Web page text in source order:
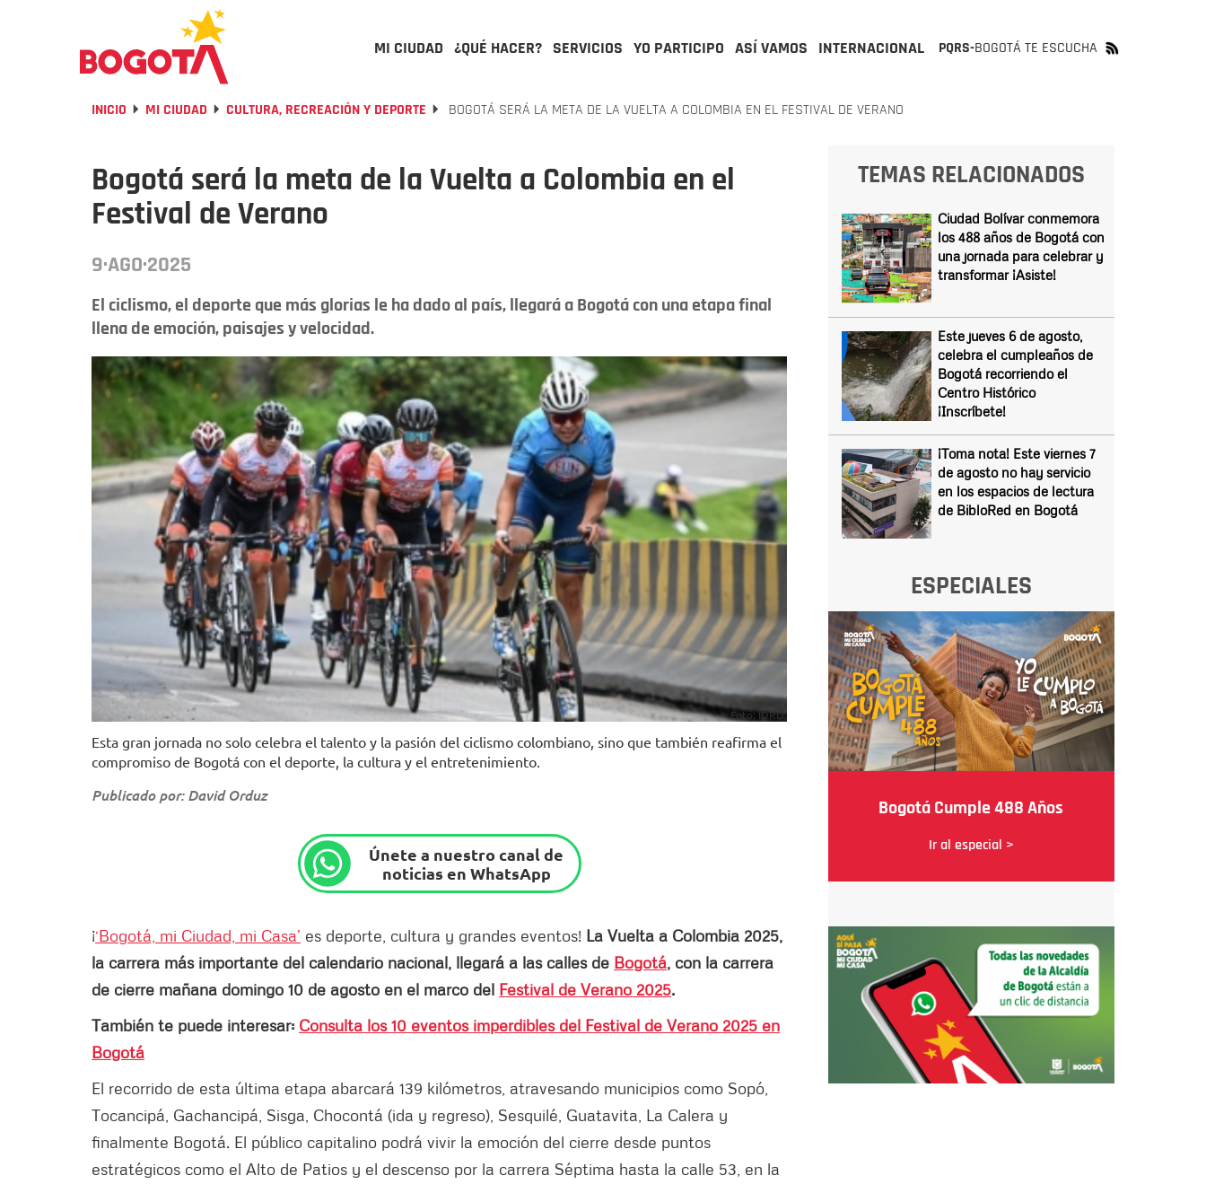
MI CIUDAD ¿QUÉ HACER? SERVICIOS YO PARTICIPO ASÍ VAMOS INTERNACIONAL PQRS-BOGOTÁ TE ESCUCHA
INICIO MI CIUDAD CULTURA, RECREACIÓN Y DEPORTE BOGOTÁ SERÁ LA META DE LA VUELTA A COLOMBIA EN EL FESTIVAL DE VERANO
Bogotá será la meta de la Vuelta a Colombia en el
Festival de Verano
9·AGO·2025
El ciclismo, el deporte que más glorias le ha dado al país, llegará a Bogotá con una etapa final
llena de emoción, paisajes y velocidad.
Foto: IDRD.
Esta gran jornada no solo celebra el talento y la pasión del ciclismo colombiano, sino que también reafirma el
compromiso de Bogotá con el deporte, la cultura y el entretenimiento.
Publicado por: David Orduz
Únete a nuestro canal de
noticias en WhatsApp
¡‘Bogotá, mi Ciudad, mi Casa’ es deporte, cultura y grandes eventos! La Vuelta a Colombia 2025,
la carrera más importante del calendario nacional, llegará a las calles de Bogotá, con la carrera
de cierre mañana domingo 10 de agosto en el marco del Festival de Verano 2025.
También te puede interesar: Consulta los 10 eventos imperdibles del Festival de Verano 2025 en
Bogotá
El recorrido de esta última etapa abarcará 139 kilómetros, atravesando municipios como Sopó,
Tocancipá, Gachancipá, Sisga, Chocontá (ida y regreso), Sesquilé, Guatavita, La Calera y
finalmente Bogotá. El público capitalino podrá vivir la emoción del cierre desde puntos
estratégicos como el Alto de Patios y el descenso por la carrera Séptima hasta la calle 53, en la
TEMAS RELACIONADOS
Ciudad Bolívar conmemora
los 488 años de Bogotá con
una jornada para celebrar y
transformar ¡Asiste!
Este jueves 6 de agosto,
celebra el cumpleaños de
Bogotá recorriendo el
Centro Histórico
¡Inscríbete!
¡Toma nota! Este viernes 7
de agosto no hay servicio
en los espacios de lectura
de BibloRed en Bogotá
ESPECIALES
Bogotá Cumple 488 Años
Ir al especial >